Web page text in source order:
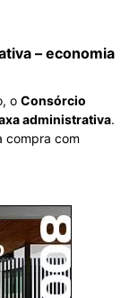
– economia
o Consórcio
administrativa.
compra com